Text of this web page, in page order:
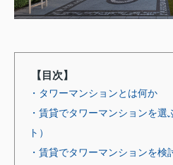
【目次】
・タワーマンションとは何か
・賃貸でタワーマンションを選
ト）
・賃貸でタワーマンションを検